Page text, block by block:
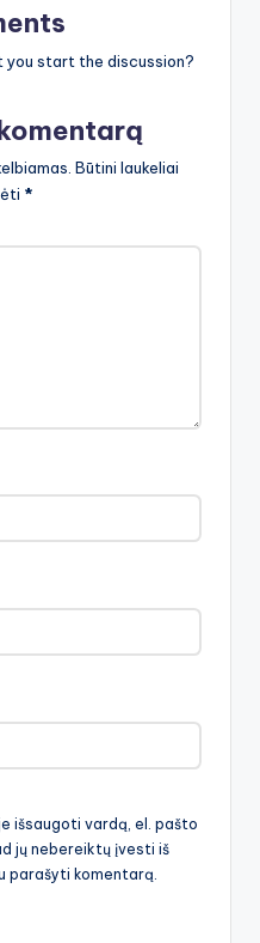
you start the discussion?
Būtini laukeliai
*
išsaugoti vardą, el. pašto
jų nebereiktų įvesti iš
parašyti komentarą.